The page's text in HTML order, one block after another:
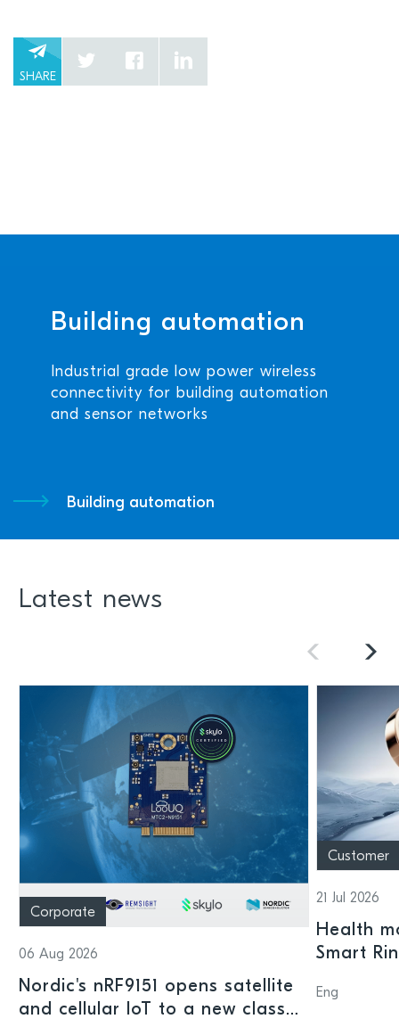
SHARE
Building automation
Industrial grade low power wireless
connectivity for building automation
and sensor networks
Building automation
Latest news
Corporate
06 Aug 2026
Nordic's nRF9151 opens satellite
and cellular IoT to a new class
Customer
21 Jul 2026
Health
Smart
Eng